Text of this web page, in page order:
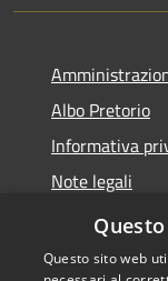
Albo Pretorio
Informativa
Note legali
Dichiarazione
Questo sito web